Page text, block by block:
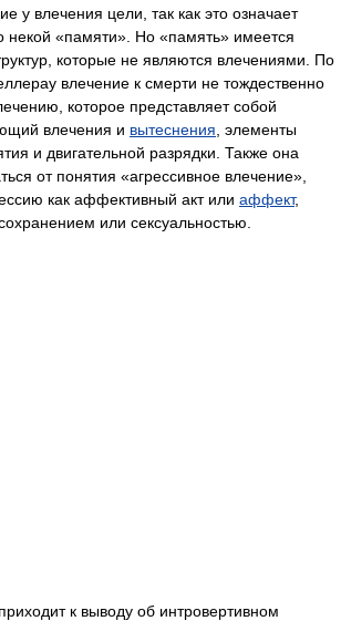
у влечения цели, так как это означает
некой «памяти». Но «память» имеется
которые не являются влечениями. По
влечение к смерти не тождественно
которое представляет собой
влечения и вытеснения , элементы
и двигательной разрядки. Также она
от понятия «агрессивное влечение»,
как аффективный акт или аффект,
или сексуальностью.
к выводу об интровертивном